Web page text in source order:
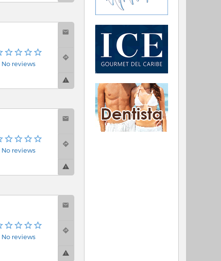
No reviews
No reviews
No reviews